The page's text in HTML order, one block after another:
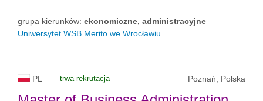
grupa kierunków: ekonomiczne, administracyjne
Uniwersytet WSB Merito we Wrocławiu
PL trwa rekrutacja Poznań, Polska